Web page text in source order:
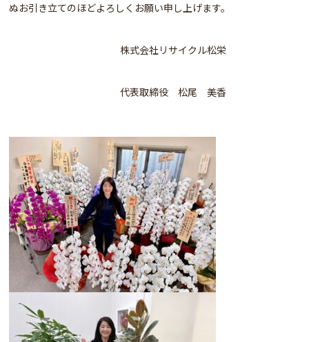
ぬお引き立てのほどよろしくお願い申し上げます。
株式会社リサイクル松栄
代表取締役 松尾 美香